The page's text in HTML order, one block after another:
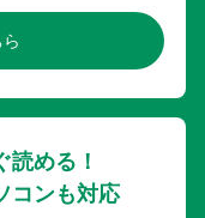
読める！
コンも対応